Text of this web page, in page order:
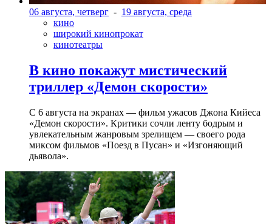
06 августа, четверг - 19 августа, среда
кино
широкий кинопрокат
кинотеатры
В кино покажут мистический
триллер «Демон скорости»
С 6 августа на экранах — фильм ужасов Джона Кийеса
«Демон скорости». Критики сочли ленту бодрым и
увлекательным жанровым зрелищeм — своего рода
миксом фильмов «Поезд в Пусан» и «Изгоняющий
дьявола».